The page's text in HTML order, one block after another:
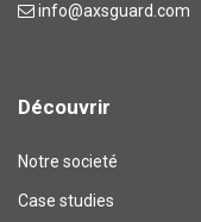
info@axsguard.com
Découvrir
Notre societé
Case studies